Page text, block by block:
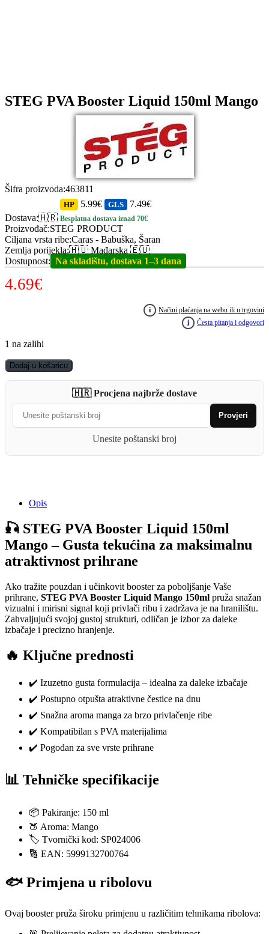
STEG PVA Booster Liquid 150ml Mango
Šifra proizvoda:463811
Dostava:🇭🇷
HP 5.99€ GLS 7.49€
Besplatna dostava iznad 70€
Proizvođač:STEG PRODUCT
Ciljana vrsta ribe:Caras - Babuška, Šaran
Zemlja porijekla:🇭🇺 Mađarska 🇪🇺
Dostupnost: Na skladištu, dostava 1–3 dana
4.69€
i
Načini plaćanja na webu ili u trgovini
i
Česta pitanja i odgovori
1 na zalihi
STEG
PVA
Booster
150ml
Mango
quantity
Dodaj u košaricu
🇭🇷 Procjena najbrže dostave
Provjeri
Unesite poštanski broj
Opis
🎣 STEG PVA Booster Liquid 150ml
Mango – Gusta tekućina za maksimalnu
atraktivnost prihrane
Ako tražite pouzdan i učinkovit booster za poboljšanje Vaše
prihrane, STEG PVA Booster Liquid Mango 150ml pruža snažan
vizualni i mirisni signal koji privlači ribu i zadržava je na hranilištu.
Zahvaljujući svojoj gustoj strukturi, odličan je izbor za daleke
izbačaje i precizno hranjenje.
🔥 Ključne prednosti
✔️ Izuzetno gusta formulacija – idealna za daleke izbačaje
✔️ Postupno otpušta atraktivne čestice na dnu
✔️ Snažna aroma manga za brzo privlačenje ribe
✔️ Kompatibilan s PVA materijalima
✔️ Pogodan za sve vrste prihrane
📊 Tehničke specifikacije
📦 Pakiranje: 150 ml
🍑 Aroma: Mango
🏷️ Tvornički kod: SP024006
🔢 EAN: 5999132700764
🐟 Primjena u ribolovu
Ovaj booster pruža široku primjenu u različitim tehnikama ribolova: